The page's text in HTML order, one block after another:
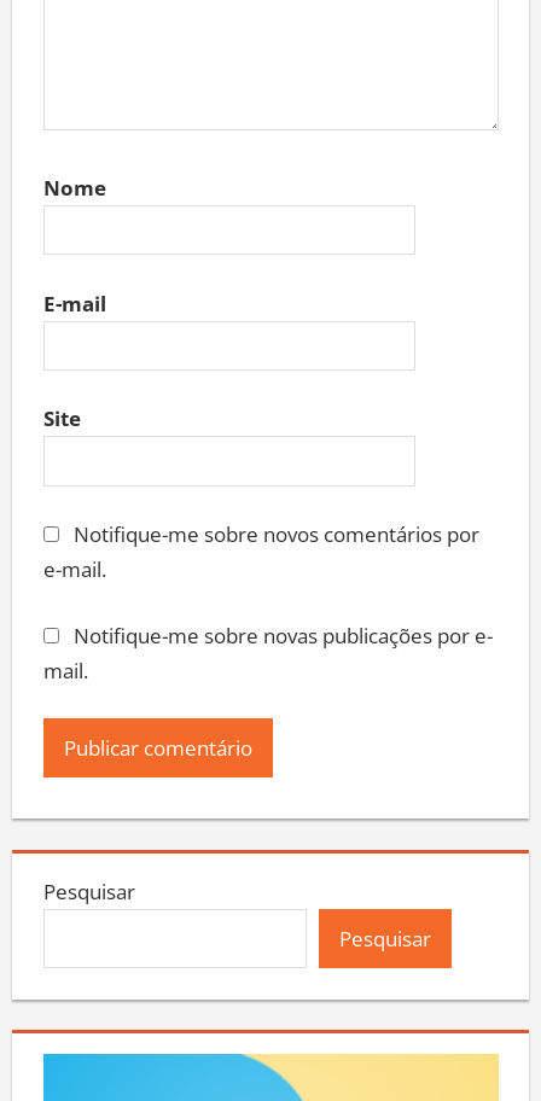
Nome
E-mail
Site
Notifique-me sobre novos comentários por
e-mail.
Notifique-me sobre novas publicações por e-
mail.
Pesquisar
Pesquisar